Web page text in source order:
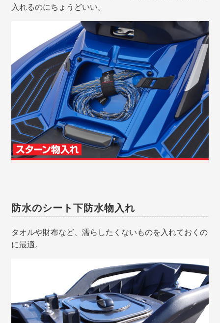
入れるのにちょうどいい。
防水のシート下防水物入れ
タオルや財布など、濡らしたくないものを入れておくの
に最適。